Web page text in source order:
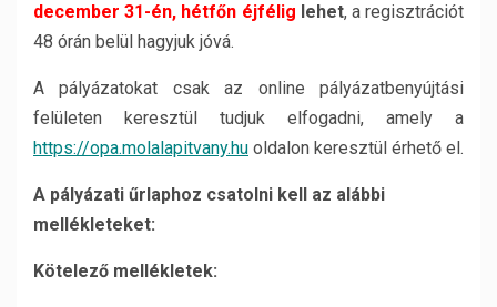
december 31-én, hétfőn éjfélig lehet, a regisztrációt
48 órán belül hagyjuk jóvá.
A pályázatokat csak az online pályázatbenyújtási
felületen keresztül tudjuk elfogadni, amely a
https://opa.molalapitvany.hu oldalon keresztül érhető el.
A pályázati űrlaphoz csatolni kell az alábbi
mellékleteket:
Kötelező mellékletek: